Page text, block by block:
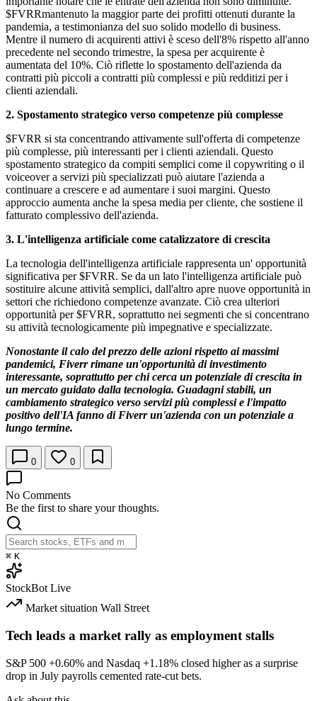
$FVRRmantenuto la maggior parte dei profitti ottenuti durante la
pandemia, a testimonianza del suo solido modello di business.
Mentre il numero di acquirenti attivi è sceso dell'8% rispetto all'anno
precedente nel secondo trimestre, la spesa per acquirente è
aumentata del 10%. Ciò riflette lo spostamento dell'azienda da
contratti più piccoli a contratti più complessi e più redditizi per i
clienti aziendali.
2. Spostamento strategico verso competenze più complesse
$FVRR si sta concentrando attivamente sull'offerta di competenze
più complesse, più interessanti per i clienti aziendali. Questo
spostamento strategico da compiti semplici come il copywriting o il
voiceover a servizi più specializzati può aiutare l'azienda a
continuare a crescere e ad aumentare i suoi margini. Questo
approccio aumenta anche la spesa media per cliente, che sostiene il
fatturato complessivo dell'azienda.
3. L'intelligenza artificiale come catalizzatore di crescita
La tecnologia dell'intelligenza artificiale rappresenta un' opportunità
significativa per$FVRR. Se da un lato l'intelligenza artificiale può
sostituire alcune attività semplici, dall'altro apre nuove opportunità in
settori che richiedono competenze avanzate. Ciò crea ulteriori
opportunità per$FVRR, soprattutto nei segmenti che si concentrano
su attività tecnologicamente più impegnative e specializzate.
Nonostante il calo del prezzo delle azioni rispetto ai massimi
pandemici, Fiverr rimane un'opportunità di investimento
interessante, soprattutto per chi cerca un potenziale di crescita in
un mercato guidato dalla tecnologia. Guadagni stabili, un
cambiamento strategico verso servizi più complessi e l'impatto
positivo dell'IA fanno di Fiverr un'azienda con un potenziale a
lungo termine.
0 0
No Comments
Be the first to share your thoughts.
⌘ K
StockBot Live
Market situation Wall Street
Tech leads a market rally as employment stalls
S&P 500 +0.60% and Nasdaq +1.18% closed higher as a surprise
drop in July payrolls cemented rate-cut bets.